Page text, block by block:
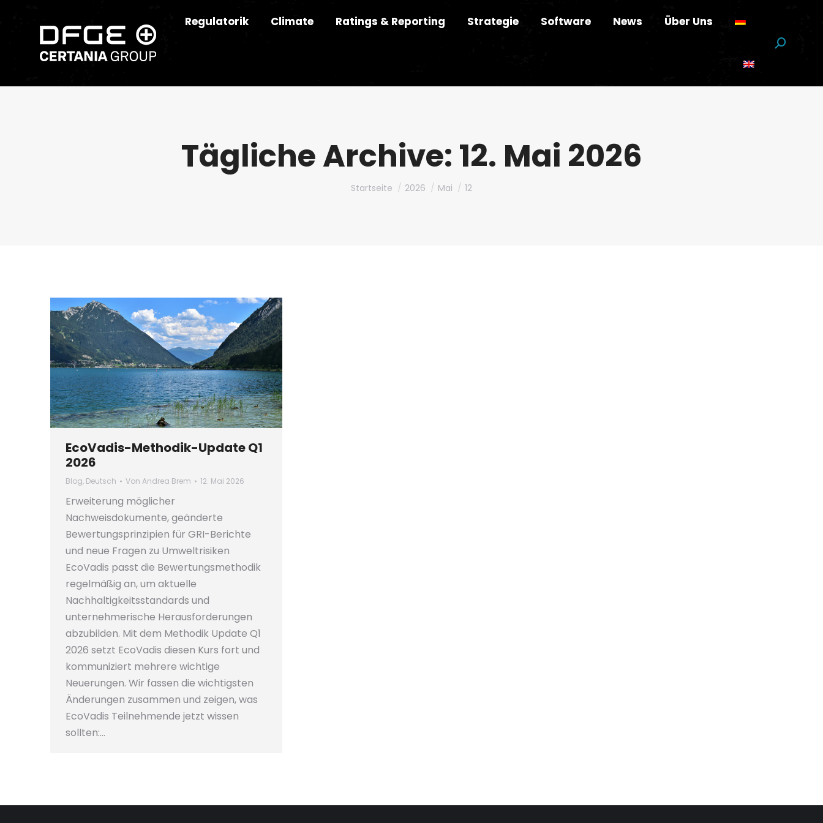
Regulatorik Climate Ratings & Reporting Strategie Software News Über Uns
Suchen:
Tägliche Archive: 12. Mai 2026
Du bist hier:
Startseite 2026 Mai 12
EcoVadis-Methodik-Update Q1
2026
Blog, Deutsch Von Andrea Brem 12. Mai 2026
Erweiterung möglicher
Nachweisdokumente, geänderte
Bewertungsprinzipien für GRI-Berichte
und neue Fragen zu Umweltrisiken
EcoVadis passt die Bewertungsmethodik
regelmäßig an, um aktuelle
Nachhaltigkeitsstandards und
unternehmerische Herausforderungen
abzubilden. Mit dem Methodik Update Q1
2026 setzt EcoVadis diesen Kurs fort und
kommuniziert mehrere wichtige
Neuerungen. Wir fassen die wichtigsten
Änderungen zusammen und zeigen, was
EcoVadis Teilnehmende jetzt wissen
sollten:…